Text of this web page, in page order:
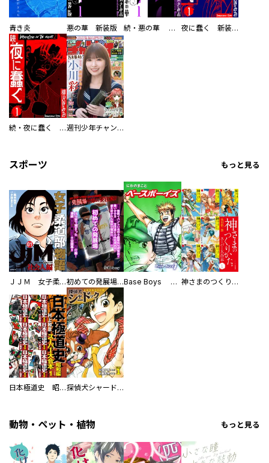
青き炎 悪の華 新装版 続・悪の華 闇華 新装版 夜に蠢く 新装版
続・夜に蠢く 新装版 週刊少年チャンピオン
スポーツ もっと見る
ＪＪＭ 女子柔道部物語 社会人編 初めての発展場 【白抜き修正版】 Base Boys 新装版 神さまのつくりかた。スーパー大合本
日本極道史 昭和編 スーパー大合本 探偵犬シャードック（新装版）
動物・ペット・植物 もっと見る